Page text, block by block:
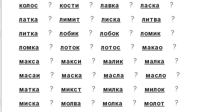
колос ? кости ? лавка ? ласка ?
латка ? лимит ? лиска ? литва ?
литка ? лобик ? лобок ? ломик ?
ломка ? лоток ? лотос ? макао ?
макса ? макси ? малик ? малка ?
масаи ? маска ? масла ? масло ?
матка ? микст ? милка ? милок ?
миска ? молва ? молка ? молот ?